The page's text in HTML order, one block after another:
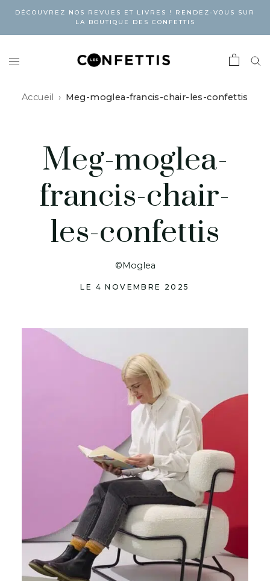
DÉCOUVREZ NOS REVUES ET LIVRES ! RENDEZ-VOUS SUR
LA BOUTIQUE DES CONFETTIS
Accueil Meg-moglea-francis-chair-les-confettis
Meg-moglea-
francis-chair-
les-confettis
©Moglea
LE 4 NOVEMBRE 2025